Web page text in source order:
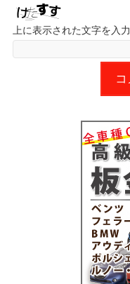
上に表示された文字を入